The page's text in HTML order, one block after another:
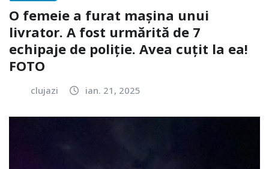
O femeie a furat mașina unui
livrator. A fost urmărită de 7
echipaje de poliție. Avea cuțit la ea!
FOTO
clujazi ian. 21, 2025